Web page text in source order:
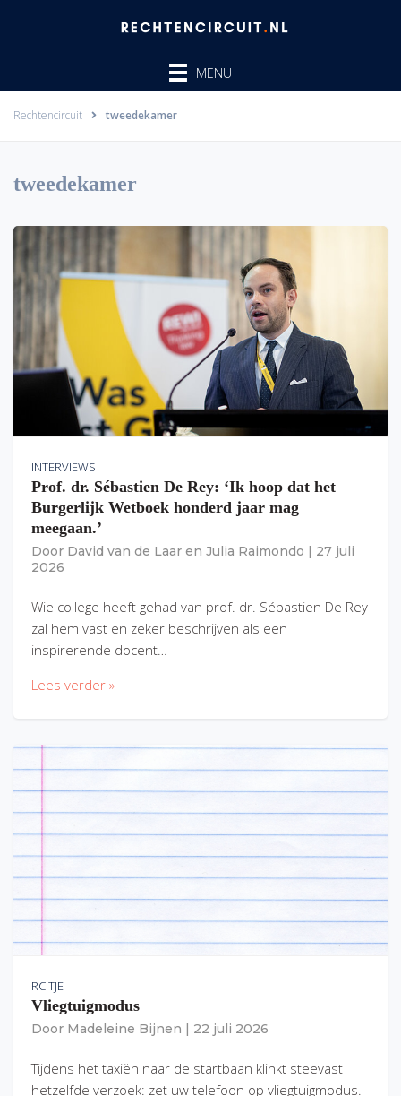
MENU
Rechtencircuit tweedekamer
tweedekamer
INTERVIEWS
Prof. dr. Sébastien De Rey: ‘Ik hoop dat het
Burgerlijk Wetboek honderd jaar mag
meegaan.’
Door David van de Laar en Julia Raimondo
27 juli
2026
Wie college heeft gehad van prof. dr. Sébastien De Rey
zal hem vast en zeker beschrijven als een
inspirerende docent…
Lees verder »
RC'TJE
Vliegtuigmodus
Door Madeleine Bijnen 22 juli 2026
Tijdens het taxiën naar de startbaan klinkt steevast
hetzelfde verzoek: zet uw telefoon op vliegtuigmodus.